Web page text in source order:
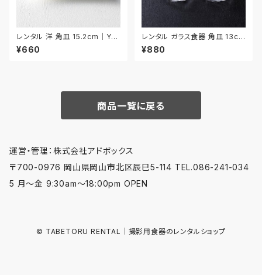
レンタル 洋 角皿 15.2cm｜YK
A020
¥660
レンタル ガラス食器 角皿 13cm
4枚セット｜GLK095
¥880
商品一覧に戻る
運営・管理：株式会社アドボックス
〒700-0976 岡山県岡山市北区辰巳5-114 TEL.086-241-034
5 月〜金 9:30am〜18:00pm OPEN
© TABETORU RENTAL｜撮影用食器のレンタルショップ